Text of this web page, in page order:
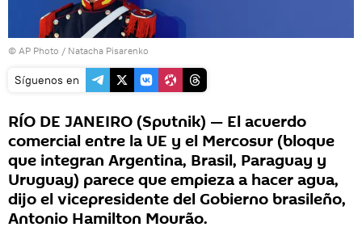
© AP Photo / Natacha Pisarenko
Síguenos en
RÍO DE JANEIRO (Sputnik) — El acuerdo
comercial entre la UE y el Mercosur (bloque
que integran Argentina, Brasil, Paraguay y
Uruguay) parece que empieza a hacer agua,
dijo el vicepresidente del Gobierno brasileño,
Antonio Hamilton Mourão.